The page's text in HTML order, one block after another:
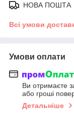
НОВА ПОШТА
Всі умови
Умови оплати
Ви отримаєте
або гроші
Детальніше